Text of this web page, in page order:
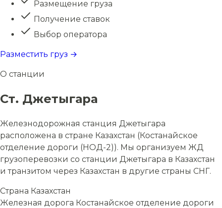
Размещение груза
Получение ставок
Выбор оператора
Разместить груз →
О станции
Ст. Джетыгара
Железнодорожная станция Джетыгара
расположена в стране Казахстан (Костанайское
отделение дороги (НОД-2)). Мы организуем ЖД
грузоперевозки со станции Джетыгара в Казахстан
и транзитом через Казахстан в другие страны СНГ.
Страна Казахстан
Железная дорога Костанайское отделение дороги